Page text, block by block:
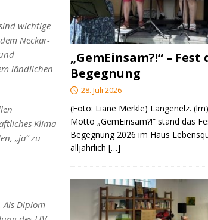
wichtige
Neckar-
ländlichen
Klima
„ja“ zu
Diplom-
„GemEinsam?!“ – Fest
Begegnung
28. Juli 2026
(Foto: Liane Merkle) Langenelz.
Motto „GemEinsam?!“ stand das
Begegnung 2026 im Haus
alljährlich[…]